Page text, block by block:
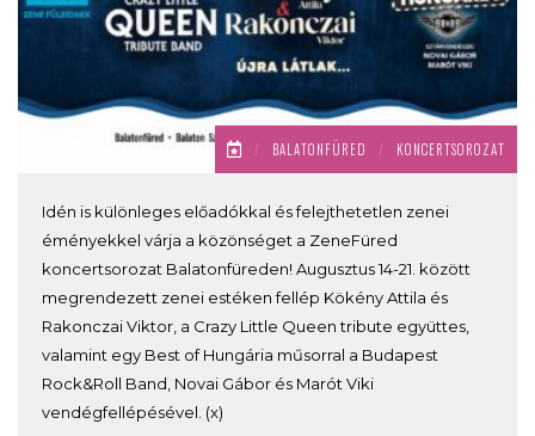
/ BALATONFÜRED / KONCERTSOROZAT
Idén is különleges előadókkal és felejthetetlen zenei
éményekkel várja a közönséget a ZeneFüred
koncertsorozat Balatonfüreden! Augusztus 14-21. között
megrendezett zenei estéken fellép Kökény Attila és
Rakonczai Viktor, a Crazy Little Queen tribute együttes,
valamint egy Best of Hungária műsorral a Budapest
Rock&Roll Band, Novai Gábor és Marót Viki
vendégfellépésével. (x)